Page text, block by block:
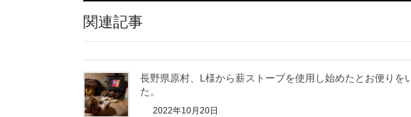
関連記事
長野県原村、L様から薪ストーブを使用し始めたとお便りを
た。
2022年10月20日